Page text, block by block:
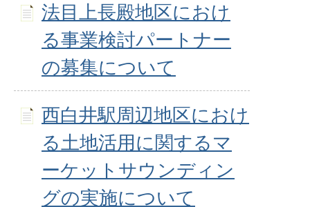
法目上長殿地区におけ
る事業検討パートナー
の募集について
西白井駅周辺地区におけ
る土地活用に関するマ
ーケットサウンディン
グの実施について